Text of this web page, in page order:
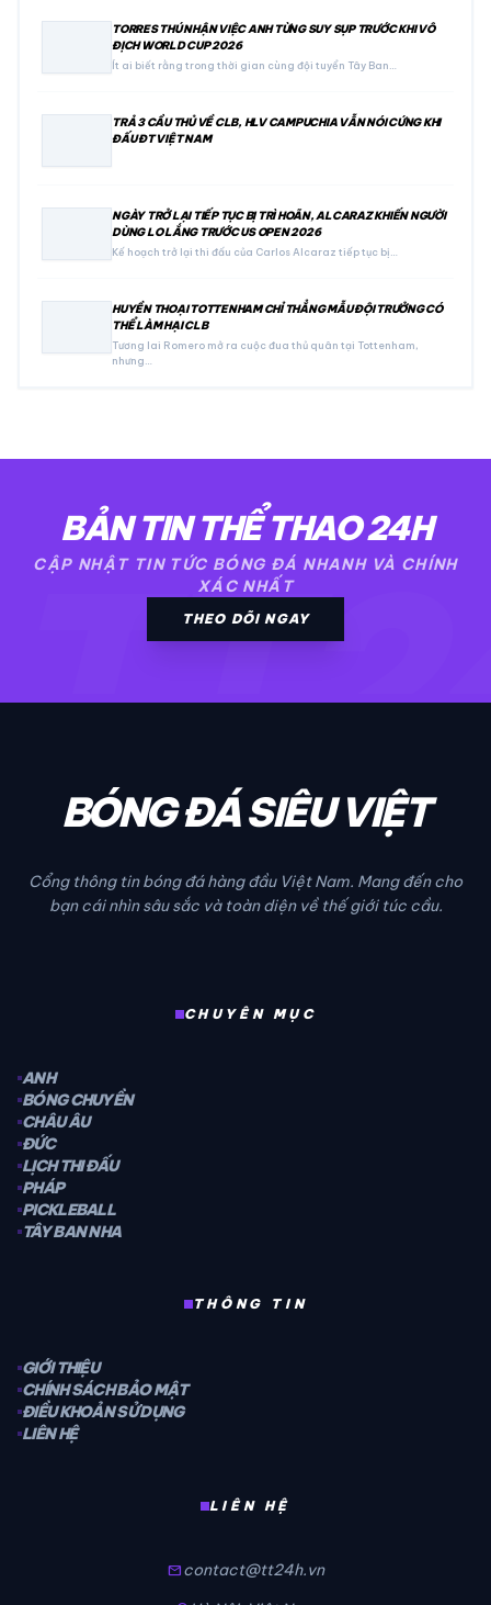
TORRES THÚ NHẬN VIỆC ANH TỪNG SUY SỤP TRƯỚC KHI VÔ
ĐỊCH WORLD CUP 2026
Ít ai biết rằng trong thời gian cùng đội tuyển Tây Ban…
TRẢ 3 CẦU THỦ VỀ CLB, HLV CAMPUCHIA VẪN NÓI CỨNG KHI
ĐẤU ĐT VIỆT NAM
NGÀY TRỞ LẠI TIẾP TỤC BỊ TRÌ HOÃN, ALCARAZ KHIẾN NGƯỜI
DÙNG LO LẮNG TRƯỚC US OPEN 2026
Kế hoạch trở lại thi đấu của Carlos Alcaraz tiếp tục bị…
HUYỀN THOẠI TOTTENHAM CHỈ THẲNG MẪU ĐỘI TRƯỞNG CÓ
THỂ LÀM HẠI CLB
Tương lai Romero mở ra cuộc đua thủ quân tại Tottenham,
nhưng…
BẢN TIN THỂ THAO 24H
CẬP NHẬT TIN TỨC BÓNG ĐÁ NHANH VÀ CHÍNH
XÁC NHẤT
THEO DÕI NGAY
BÓNG ĐÁ SIÊU VIỆT
Cổng thông tin bóng đá hàng đầu Việt Nam. Mang đến cho
bạn cái nhìn sâu sắc và toàn diện về thế giới túc cầu.
CHUYÊN MỤC
ANH
BÓNG CHUYỀN
CHÂU ÂU
ĐỨC
LỊCH THI ĐẤU
PHÁP
PICKLEBALL
TÂY BAN NHA
THÔNG TIN
GIỚI THIỆU
CHÍNH SÁCH BẢO MẬT
ĐIỀU KHOẢN SỬ DỤNG
LIÊN HỆ
LIÊN HỆ
mailcontact@tt24h.vn